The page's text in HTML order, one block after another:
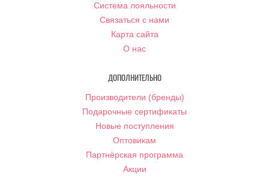
Система лояльности
Связаться с нами
Карта сайта
О нас
ДОПОЛНИТЕЛЬНО
Производители (бренды)
Подарочные сертификаты
Новые поступления
Оптовикам
Партнёрская программа
Акции